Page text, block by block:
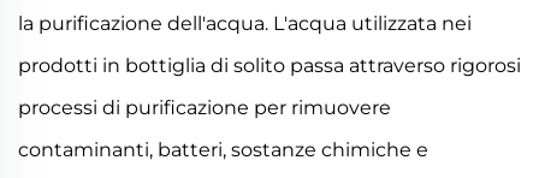
la purificazione dell'acqua. L'acqua utilizzata nei
prodotti in bottiglia di solito passa attraverso rigorosi
processi di purificazione per rimuovere
contaminanti, batteri, sostanze chimiche e